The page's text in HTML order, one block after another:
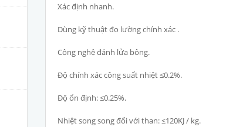
Xác định nhanh.
Dùng kỹ thuật đo lường chính xác .
Công nghệ đánh lửa bông.
Độ chính xác công suất nhiệt ≤0.2%.
Độ ổn định: ≤0.25%.
Nhiệt song song đối với than: ≤120KJ / kg.